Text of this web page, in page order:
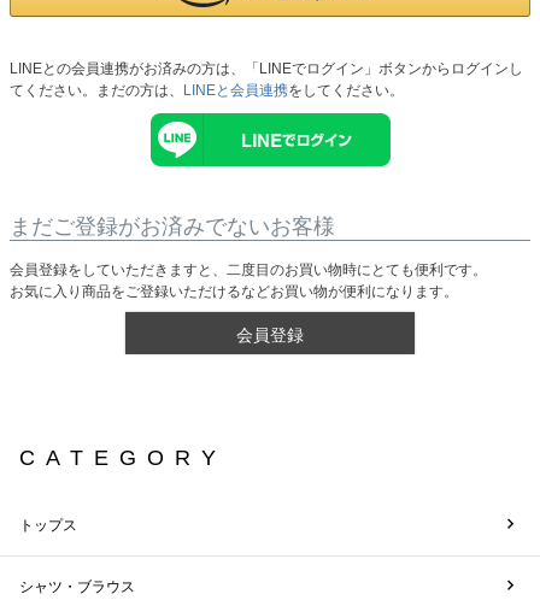
LINEとの会員連携がお済みの方は、「LINEでログイン」ボタンからログインし
てください。まだの方は、
LINEと会員連携をしてください。
まだご登録がお済みでないお客様
会員登録をしていただきますと、二度目のお買い物時にとても便利です。
お気に入り商品をご登録いただけるなどお買い物が便利になります。
会員登録
CATEGORY
トップス
シャツ・ブラウス